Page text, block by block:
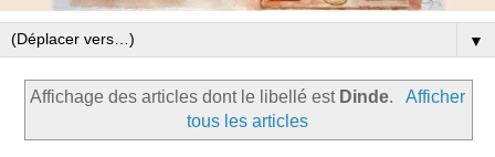
▼
Affichage des articles dont le libellé est Dinde.
Afficher
tous les articles